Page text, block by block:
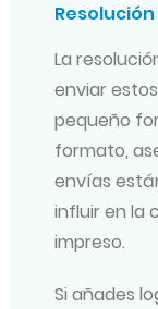
La
enviar
pequeño
formato,
envías
influir en la
impreso.
Si añades